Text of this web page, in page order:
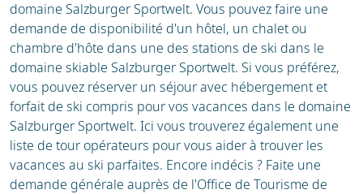
domaine Salzburger Sportwelt. Vous pouvez faire une
demande de disponibilité d'un hôtel, un chalet ou
chambre d'hôte dans une des stations de ski dans le
domaine skiable Salzburger Sportwelt. Si vous préférez,
vous pouvez réserver un séjour avec hébergement et
forfait de ski compris pour vos vacances dans le domaine
Salzburger Sportwelt. Ici vous trouverez également une
liste de tour opérateurs pour vous aider à trouver les
vacances au ski parfaites. Encore indécis ? Faite une
demande générale auprès de l'Office de Tourisme de